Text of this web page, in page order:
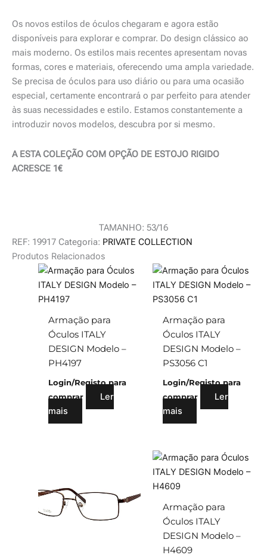
Os novos estilos de óculos chegaram e agora estão
disponíveis para explorar e comprar. Do design clássico ao
mais moderno. Os estilos mais recentes apresentam novas
formas, cores e materiais, oferecendo uma ampla variedade.
Se precisa de óculos para uso diário ou para uma ocasião
especial, certamente encontrará o par perfeito para atender
às suas necessidades e estilo. Estamos constantemente a
introduzir novos modelos, descubra por si mesmo.
A ESTA COLEÇÃO COM OPÇÃO DE ESTOJO RIGIDO
ACRESCE 1€
TAMANHO: 53/16
REF: 19917 Categoria: PRIVATE COLLECTION
Produtos Relacionados
Armação para
Óculos ITALY
DESIGN Modelo –
PH4197
Login/Registo para
comprar
Ler
mais
Armação para
Óculos ITALY
DESIGN Modelo –
PS3056 C1
Login/Registo para
comprar
Ler
mais
Armação para
Óculos ITALY
DESIGN Modelo –
H4609